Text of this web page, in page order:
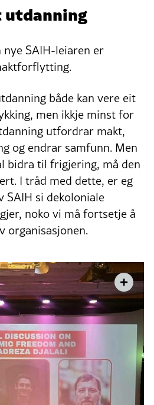
SAIH-leiaren er
både kan vere eit
men ikkje minst for
utfordrar makt,
og endrar samfunn. Men
bidra til frigjering, må den
I tråd med dette, er eg
SAIH si dekoloniale
noko vi må fortsetje å
organisasjonen.